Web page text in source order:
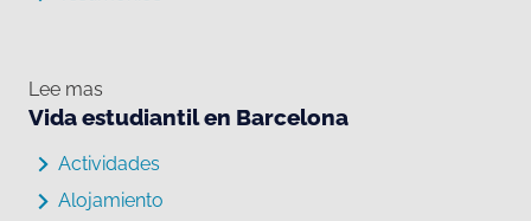
Lee mas
Vida estudiantil en Barcelona
Actividades
Alojamiento